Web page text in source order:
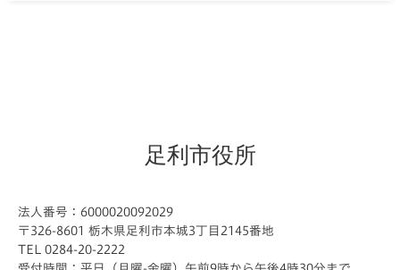
足利市役所
法人番号：6000020092029
〒326-8601 栃木県足利市本城3丁目2145番地
TEL 0284-20-2222